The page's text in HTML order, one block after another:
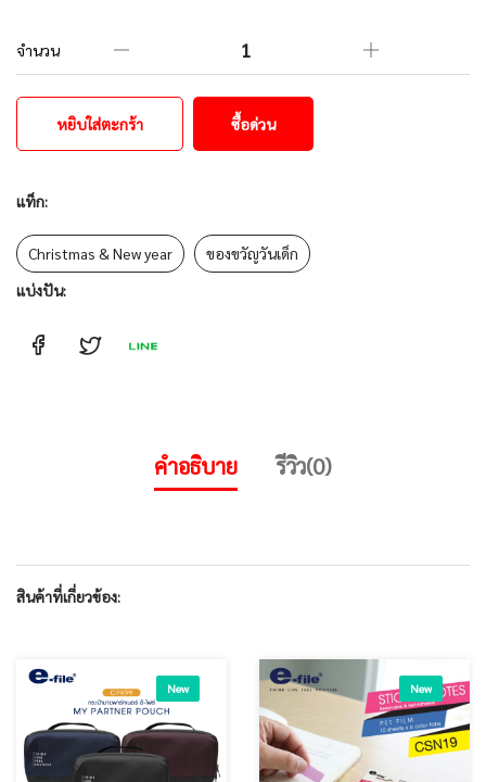
จำนวน
หยิบใส่ตะกร้า ซื้อด่วน
แท็ก:
Christmas & New year
ของขวัญวันเด็ก
แบ่งปัน:
คำอธิบาย รีวิว(0)
สินค้าที่เกี่ยวข้อง:
New New